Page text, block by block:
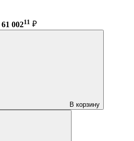
61 00211 ₽
В корзину